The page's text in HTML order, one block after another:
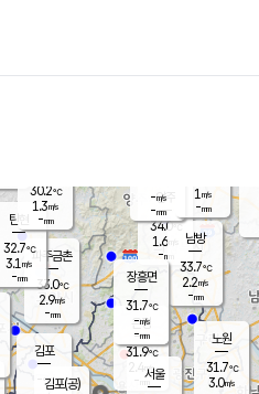
양주
34.0℃
1.6
-mm
파주금촌
33.0℃
2.9m/s
-mm
탄현
32.7℃
3.1 m/s
-mm
김포
- ℃
은평
31.9℃
2.4 m/s
- mm
노원
31.7℃
3.0m/s
남방
33.7℃
2.2m/s
-mm
장흥면
31.7℃
-m/s
-mm
-m/s
-mm
김포(공)
서울
30.2℃
1.3m/s
-mm
1 m/s
-mm